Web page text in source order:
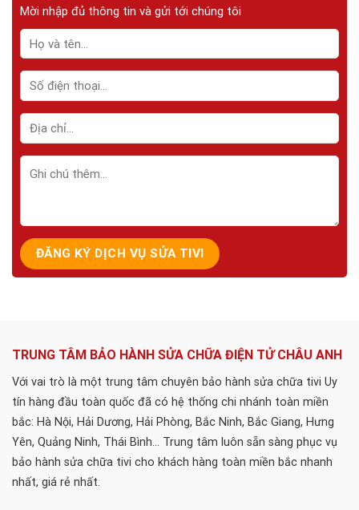
Mời nhập đủ thông tin và gửi tới chúng tôi
TRUNG TÂM BẢO HÀNH SỬA CHỮA ĐIỆN TỬ CHÂU ANH
Với vai trò là một trung tâm chuyên bảo hành sửa chữa tivi Uy
tín hàng đầu toàn quốc đã có hệ thống chi nhánh toàn miền
bắc: Hà Nội, Hải Dương, Hải Phòng, Bắc Ninh, Bắc Giang, Hưng
Yên, Quảng Ninh, Thái Bình... Trung tâm luôn sẵn sàng phục vụ
bảo hành sửa chữa tivi cho khách hàng toàn miền bắc nhanh
nhất, giá rẻ nhất.